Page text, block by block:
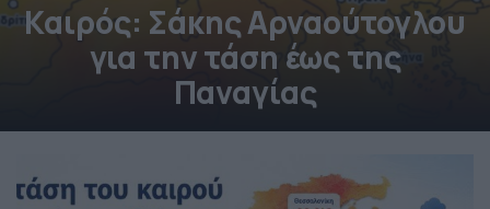
Καιρός: Σάκης Αρναούτογλου
για την τάση έως της
Παναγίας